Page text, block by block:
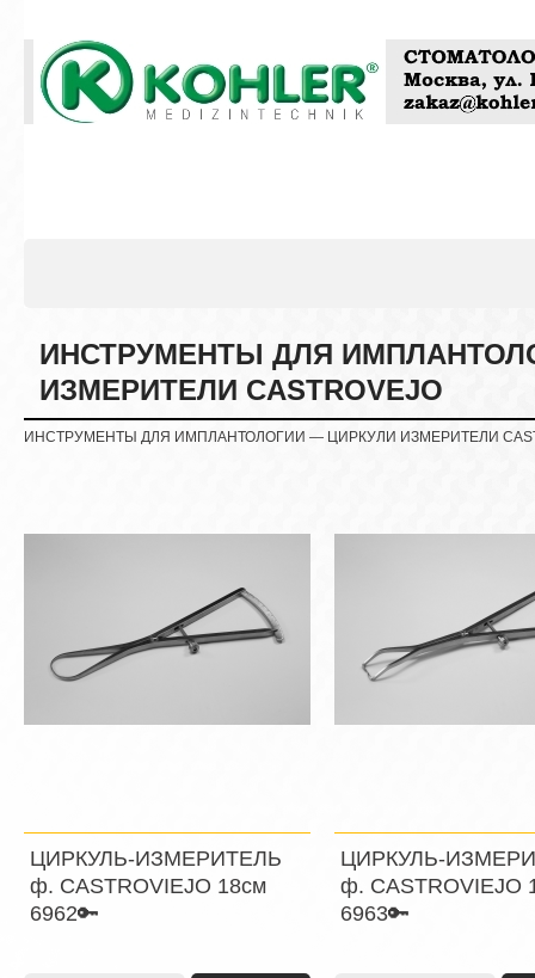
ИНСТРУМЕНТЫ ДЛЯ
ИЗМЕРИТЕЛИ CASTROVEJO
ИНСТРУМЕНТЫ ДЛЯ ИМПЛАНТОЛОГИИ — ЦИРКУЛИ ИЗМЕРИТЕЛИ
ЦИРКУЛЬ-ИЗМЕРИТЕЛЬ
ф. CASTROVIEJO 18см
6962🔑
ЦИРКУЛЬ-
ф. CASTROVIEJO
6963🔑